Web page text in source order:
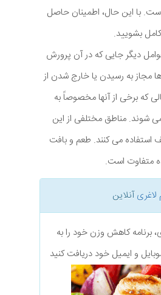
با این حال، اطمینان حاصل
بشویید.
دیگر جایی که در آن پرورش
مجاز به رسیدن یا خارج شدن از
که برخی از آنها مخصوصاً به
شوند. مناطق مختلفی از این
استفاده می کنند. طعم و بافت
متفاوت است.
لاغریآنلاین
برنامه کاهش وزن خود را به
و ایمیل خود دریافت کنید